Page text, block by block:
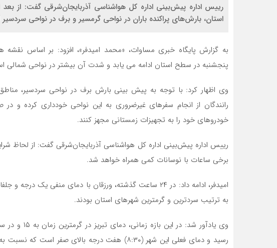
رییس اداره پیش‌بینی اداره کل هواشناسی آذربایجان‌شرقی گفت: از
استان، بارش‌های پراکنده باران در نواحی گرمسیر و برف در نواحی
به گزارش پایگاه خبری مساوات، «محمد امیدفر»، افزود: بر اساس
پنجشنبه در سطح استان ادامه می یابد و شدت آن بیشتر در نواحی شمالی
وی اظهار کرد: با توجه به پیش بینی بارش برف در نواحی سردسیر،
رانندگان از انجام سفرهای غیرضروری به این نواحی خودداری کرده و
خودروهای خود را به تجهیزات زمستانی مجهز کنند.
رییس اداره پیش‌بینی اداره کل هواشناسی آذربایجان‌شرقی گفت: از لحاظ
برخی ساعات با نوسانات کمی همراه خواهد شد.
به ترتیب سردترین و گرمترین شهرهای استان بودند.
رسید و دمای فعلی این شهر (۸:۳۰) هفت درجه بالای